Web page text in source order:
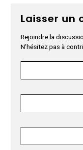
Laisser un
Rejoindre la
N’hésitez pas à